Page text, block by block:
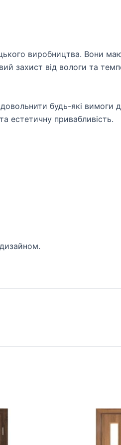
виробництва. Вони
захист від вологи та
будь-які вимоги
естетичну привабливість.